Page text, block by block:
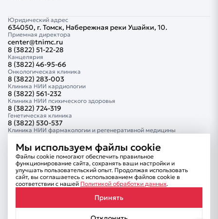
Мы используем файлы cookie
Файлы cookie помогают обеспечить правильное
функционирование сайта, сохранять ваши настройки и
улучшать пользовательский опыт. Продолжая использовать
сайт, вы соглашаетесь с использованием файлов cookie в
соответствии с нашей Политикой обработки данных.
Принять
Сведения об образовательной организации
Комплексная безопасность
Информационная безопасность
Внутренний контроль
Противодействие коррупции
Юридический адрес
634050, г. Томск, Набережная реки Ушайки, 10.
Приемная директора
center@tnimc.ru
8 (3822) 51-22-28
Канцелярия
8 (3822) 46-95-66
Онкологическая клиника
8 (3822) 283-003
Клиника НИИ кардиологии
8 (3822) 561-232
Клиника НИИ психического здоровья
8 (3822) 724-319
Генетическая клиника
8 (3822) 530-537
Клиника НИИ фармакологии и регенеративной медицины
Клиника Тюменского кардиологического научного центра
8 (3452) 681-414